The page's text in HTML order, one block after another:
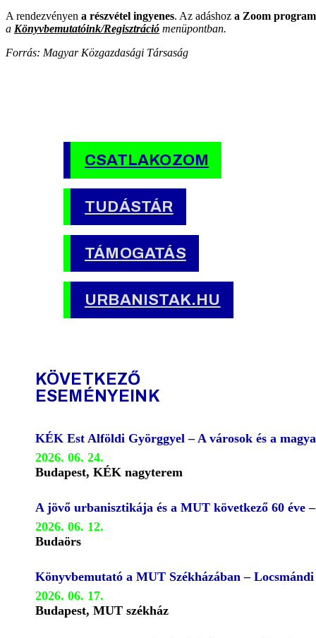
A rendezvényen a részvétel ingyenes. Az adáshoz a Zoom program
a Könyvbemutatóink/Regisztráció menüpontban.
Forrás: Magyar Közgazdasági Társaság
CSATLAKOZOM
TUDÁSTÁR
TÁMOGATÁS
URBANISTAK.HU
KÖVETKEZŐ
ESEMÉNYEINK
KÉK Est Alföldi Györggyel – A városok és a
2026. 06. 24.
Budapest, KÉK nagyterem
A jövő urbanisztikája és a MUT következő 60 éve
2026. 06. 12.
Budaörs
Könyvbemutató a MUT Székházában –
2026. 06. 17.
Budapest, MUT székház